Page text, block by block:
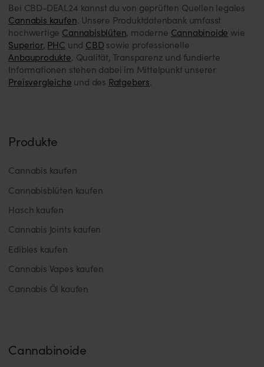
Bei CBD-DEAL24 kannst du von geprüften Quellen legales
Cannabis kaufen. Unsere Produktdatenbank umfasst
hochwertige Cannabisblüten, moderne Cannabinoide wie
Superior, PHC und CBD sowie professionelle
Anbauprodukte. Qualität, Transparenz und fundierte
Informationen stehen dabei im Mittelpunkt unserer
Preisvergleiche und des Ratgebers.
Produkte
Cannabis kaufen
Cannabisblüten kaufen
Hasch kaufen
Cannabis Joints kaufen
Edibles kaufen
Cannabis Vapes kaufen
Cannabis Öl kaufen
Cannabinoide